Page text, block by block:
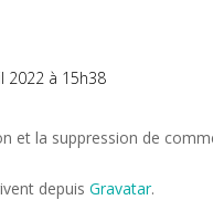
2022 à 15h38
la suppression de
depuisGravatar.